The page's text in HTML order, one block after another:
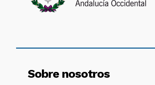
Sobre nosotros